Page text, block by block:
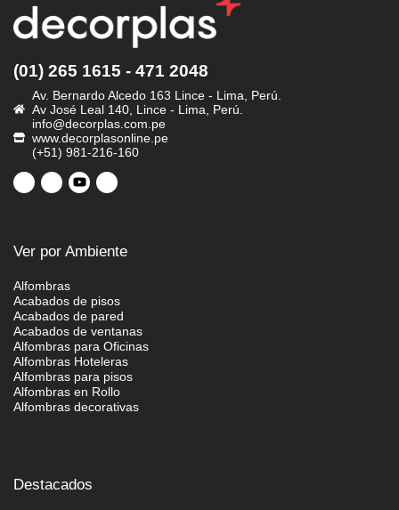
(01) 265 1615 - 471 2048
Av. Bernardo Alcedo 163 Lince - Lima, Perú.
Av José Leal 140, Lince - Lima, Perú.
info@decorplas.com.pe
www.decorplasonline.pe
(+51) 981-216-160
Ver por Ambiente
Alfombras
Acabados de pisos
Acabados de pared
Acabados de ventanas
Alfombras para Oficinas
Alfombras Hoteleras
Alfombras para pisos
Alfombras en Rollo
Alfombras decorativas
Destacados